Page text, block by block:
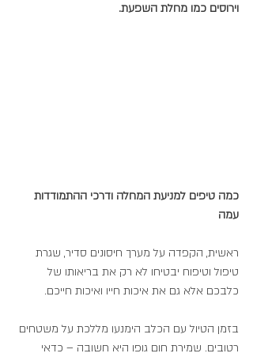
וירוסים כמו מחלת השפעת.
כמה טיפים למניעת המחלה ודרכי ההתמודדות
עמה
ראשית, הקפדה על מערך חיסונים סדיר, שגרת
טיפול וטיפוח יבטיחו לא רק את בריאותו של
כלבכם אלא גם את איכות חייו ואיכות חייכם.
בזמן הטיול עם הכלב הימנעו מללכת על משטחים
רטובים. שמירת חום גופו היא חשובה – כדאי